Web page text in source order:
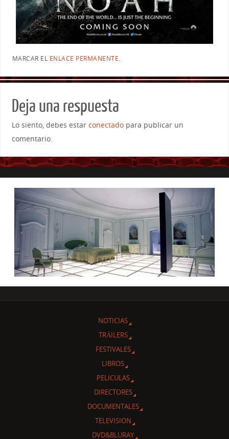
MARCAR EL ENLACE PERMANENTE.
Deja una respuesta
Lo siento, debes estar conectadopara publicar un
comentario.
NOTICIAS
TRÁILERS
FESTIVALES
LIBROS
PELICULAS
DIRECTORES
DOCUMENTALES
TELEVISION
DVD&BLURAY